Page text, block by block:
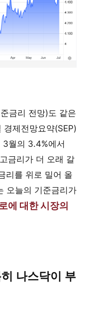
금리 전망)도 같은
제전망요약(SEP)
3월의 3.4%에서
금리가 더 오래 갈
리를 위로 밀어 올
오늘의 기준금리가
에 대한 시장의
나스닥이 부